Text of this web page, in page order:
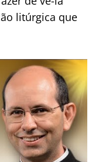
litúrgica que